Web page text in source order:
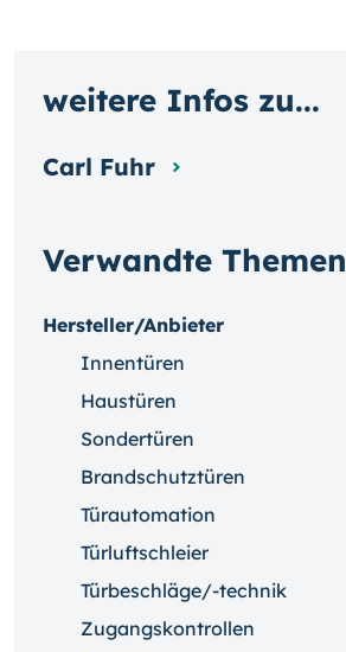
Verwandte Themen
Hersteller/Anbieter
Innentüren
Haustüren
Sondertüren
Brandschutztüren
Türautomation
Türluftschleier
Türbeschläge/-technik
Zugangskontrollen
weitere Infos zu...
Carl Fuhr